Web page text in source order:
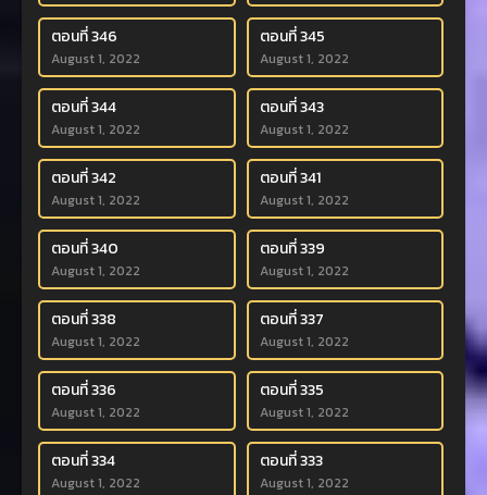
ตอนที่ 346
August 1, 2022
ตอนที่ 345
August 1, 2022
ตอนที่ 344
August 1, 2022
ตอนที่ 343
August 1, 2022
ตอนที่ 342
August 1, 2022
ตอนที่ 341
August 1, 2022
ตอนที่ 340
August 1, 2022
ตอนที่ 339
August 1, 2022
ตอนที่ 338
August 1, 2022
ตอนที่ 337
August 1, 2022
ตอนที่ 336
August 1, 2022
ตอนที่ 335
August 1, 2022
ตอนที่ 334
August 1, 2022
ตอนที่ 333
August 1, 2022